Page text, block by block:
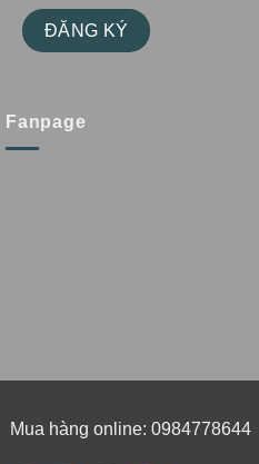
Fanpage
Mua hàng online: 0984778644